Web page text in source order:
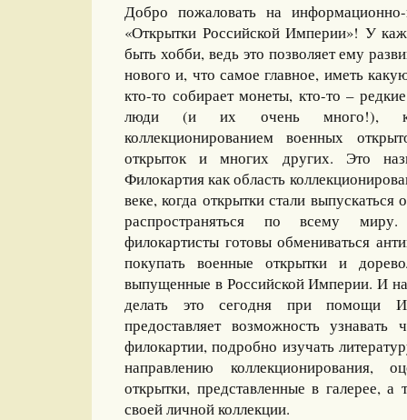
Добро пожаловать на информационно-
«Открытки Российской Империи»! У
быть хобби, ведь это позволяет ему
нового и, что самое главное, иметь
кто-то собирает монеты, кто-то –
люди (и их очень много!),
коллекционированием военных
открыток и многих других. Это
Филокартия как область
веке, когда открытки стали
распространяться по всему
филокартисты готовы обмениваться
покупать военные открытки и
выпущенные в Российской Империи. И
делать это сегодня при помощи
предоставляет возможность
филокартии, подробно изучать
направлению коллекционирования,
открытки, представленные в галерее, а
своей личной коллекции.